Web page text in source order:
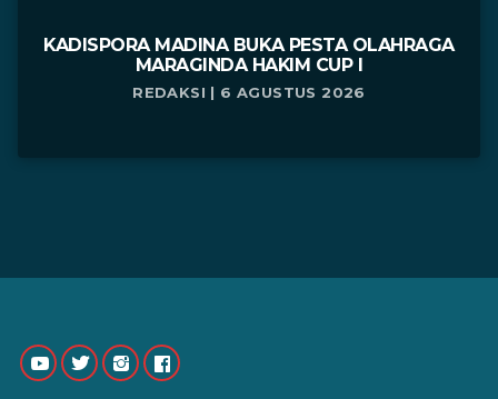
KADISPORA MADINA BUKA PESTA OLAHRAGA
MARAGINDA HAKIM CUP I
REDAKSI | 6 AGUSTUS 2026